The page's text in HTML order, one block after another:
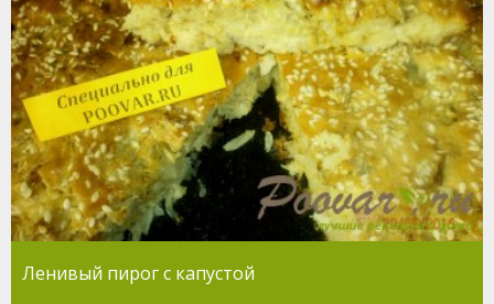
Ленивый пирог с капустой